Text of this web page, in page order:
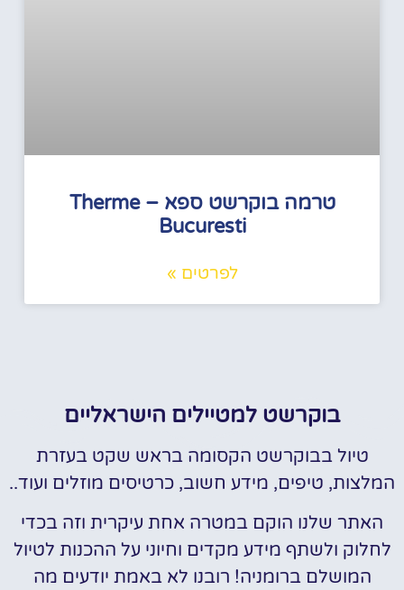
טרמה בוקרשט ספא – Therme
Bucuresti
לפרטים »
בוקרשט למטיילים הישראליים
טיול בבוקרשט הקסומה בראש שקט בעזרת
המלצות, טיפים, מידע חשוב, כרטיסים מוזלים ועוד..
האתר שלנו הוקם במטרה אחת עיקרית וזה בכדי
לחלוק ולשתף מידע מקדים וחיוני על ההכנות לטיול
המושלם ברומניה! רובנו לא באמת יודעים מה